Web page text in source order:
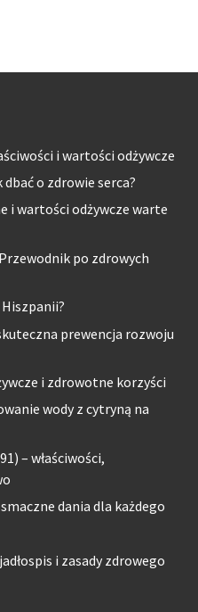
i wartości odżywcze
o zdrowie serca?
i wartości odżywcze warte
po zdrowych
prewencja rozwoju
i zdrowotne korzyści
wody z cytryną na
– właściwości,
dania dla każdego
i zasady zdrowego